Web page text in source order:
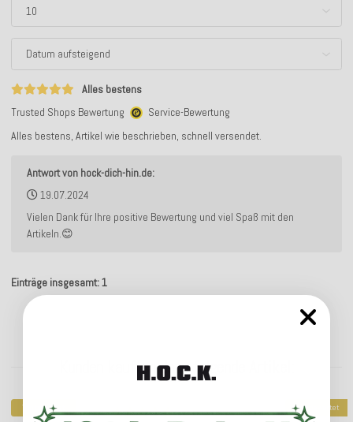
Alles bestens
Trusted Shops Bewertung
Service-Bewertung
Alles bestens, Artikel wie beschrieben, schnell versendet.
Antwort von hock-dich-hin.de:
19.07.2024
Vielen Dank für Ihre positive Bewertung und viel Spaß mit den
Artikeln.😊
Einträge insgesamt: 1
Kunden kauften dazu folgende Artikel:
Top bewertet Top bewertet